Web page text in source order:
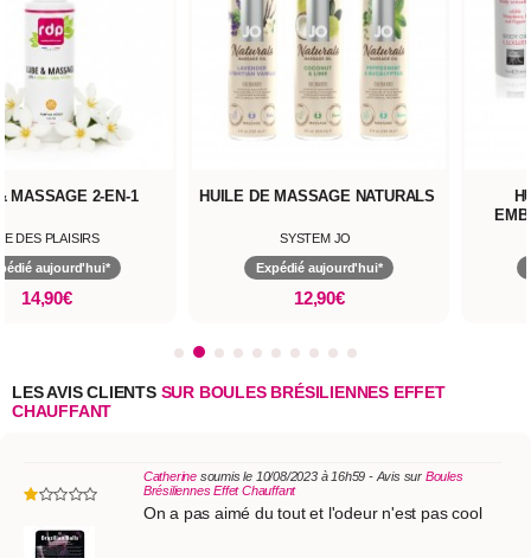
MASSAGE 2-EN-1
DES PLAISIRS
aujourd'hui*
14,90€
HUILE DE MASSAGE NATURALS
SYSTEM JO
Expédié aujourd'hui*
12,90€
LES AVIS CLIENTSSUR BOULES BRÉSILIENNES EFFET
CHAUFFANT
Catherinesoumis le 10/08/2023 à 16h59 - Avis sur Boules
Brésiliennes Effet Chauffant
On a pas aimé du tout et l'odeur n'est pas cool